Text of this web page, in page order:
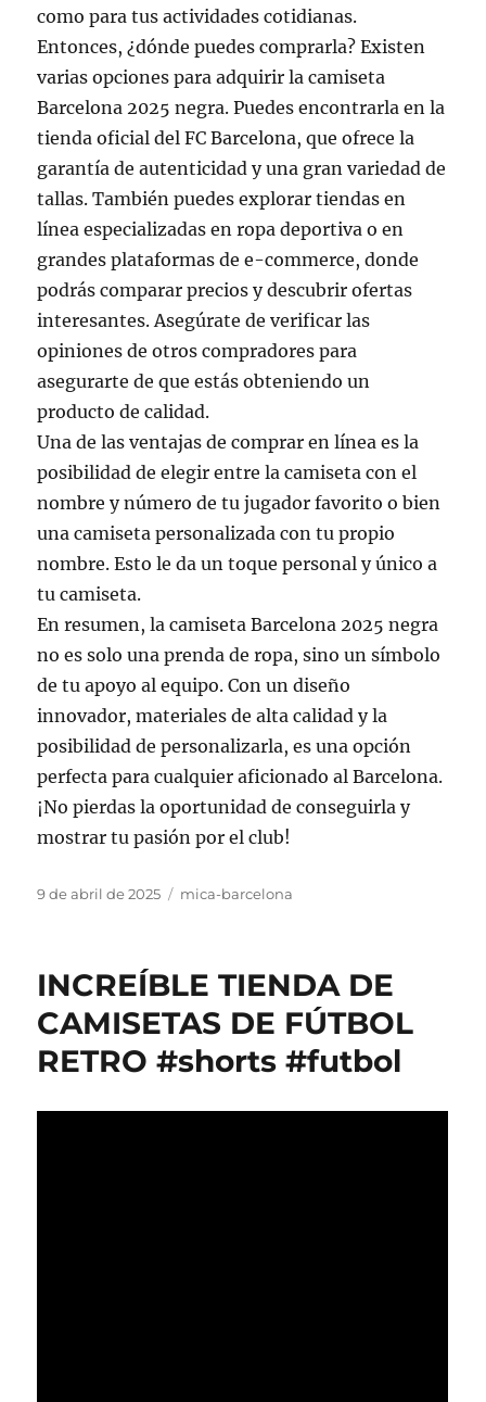
como para tus actividades cotidianas.
Entonces, ¿dónde puedes comprarla? Existen
varias opciones para adquirir la camiseta
Barcelona 2025 negra. Puedes encontrarla en la
tienda oficial del FC Barcelona, que ofrece la
garantía de autenticidad y una gran variedad de
tallas. También puedes explorar tiendas en
línea especializadas en ropa deportiva o en
grandes plataformas de e-commerce, donde
podrás comparar precios y descubrir ofertas
interesantes. Asegúrate de verificar las
opiniones de otros compradores para
asegurarte de que estás obteniendo un
producto de calidad.
Una de las ventajas de comprar en línea es la
posibilidad de elegir entre la camiseta con el
nombre y número de tu jugador favorito o bien
una camiseta personalizada con tu propio
nombre. Esto le da un toque personal y único a
tu camiseta.
En resumen, la camiseta Barcelona 2025 negra
no es solo una prenda de ropa, sino un símbolo
de tu apoyo al equipo. Con un diseño
innovador, materiales de alta calidad y la
posibilidad de personalizarla, es una opción
perfecta para cualquier aficionado al Barcelona.
¡No pierdas la oportunidad de conseguirla y
mostrar tu pasión por el club!
Publicado
9 de abril de 2025 Categorías
mica-barcelona
INCREÍBLE TIENDA DE
CAMISETAS DE FÚTBOL
RETRO #shorts #futbol